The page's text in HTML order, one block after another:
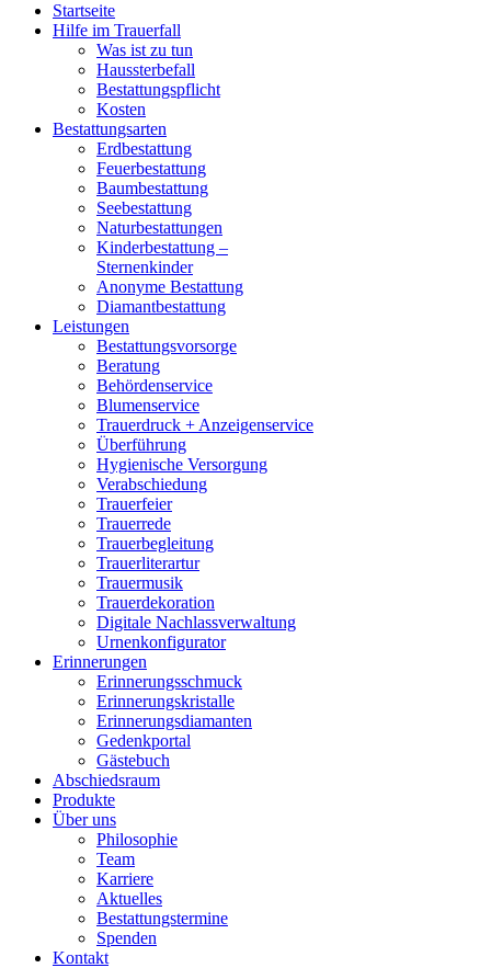
Startseite
Hilfe im Trauerfall
Was ist zu tun
Haussterbefall
Bestattungspflicht
Kosten
Bestattungsarten
Erdbestattung
Feuerbestattung
Baumbestattung
Seebestattung
Naturbestattungen
Kinderbestattung –
Sternenkinder
Anonyme Bestattung
Diamantbestattung
Leistungen
Bestattungsvorsorge
Beratung
Behördenservice
Blumenservice
Trauerdruck + Anzeigenservice
Überführung
Hygienische Versorgung
Verabschiedung
Trauerfeier
Trauerrede
Trauerbegleitung
Trauerliterartur
Trauermusik
Trauerdekoration
Digitale Nachlassverwaltung
Urnenkonfigurator
Erinnerungen
Erinnerungsschmuck
Erinnerungskristalle
Erinnerungsdiamanten
Gedenkportal
Gästebuch
Abschiedsraum
Produkte
Über uns
Philosophie
Team
Karriere
Aktuelles
Bestattungstermine
Spenden
Kontakt